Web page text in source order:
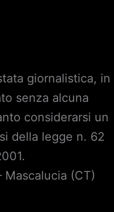
giornalistica, in
senza alcuna
considerarsi un
della legge n. 62
(CT)